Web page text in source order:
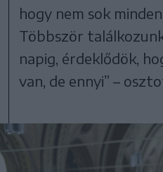
hogy nem sok
Többször
napig, érdeklődök,
van, de ennyi” –